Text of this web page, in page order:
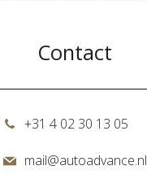
Contact
+31 4 02 30 13 05
mail@autoadvance.nl